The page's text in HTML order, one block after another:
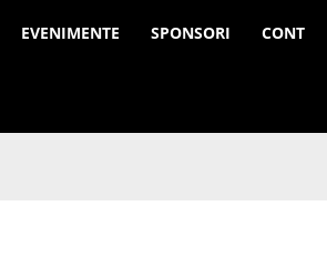
EVENIMENTE SPONSORI CONT